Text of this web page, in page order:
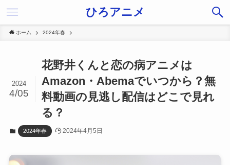
ひろアニメ
ホーム 2024年春
花野井くんと恋の病アニメは
Amazon・Abemaでいつから？無
料動画の見逃し配信はどこで見れ
る？
2024
4/05
2024年春 2024年4月5日